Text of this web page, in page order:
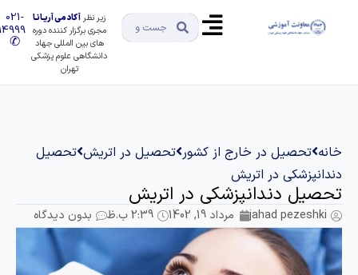
زیر نظرآکادمی آریـانـا
مجری برگزار کننده دوره
های بین المللی جهاد
دانشگاهی علوم پزشکی
021-
91494999
✆
تحصیل در خارج از کشور تحصیل در اتریش تحصیل
در اتریش
دندانپزشکی در اتریش
jahad pezeshki مرداد 19, 1402 2:39 ب.ظ بدون دیدگاه